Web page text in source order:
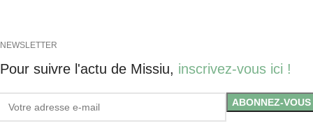
NEWSLETTER
Pour suivre l'actu de Missiu, inscrivez-vous ici !